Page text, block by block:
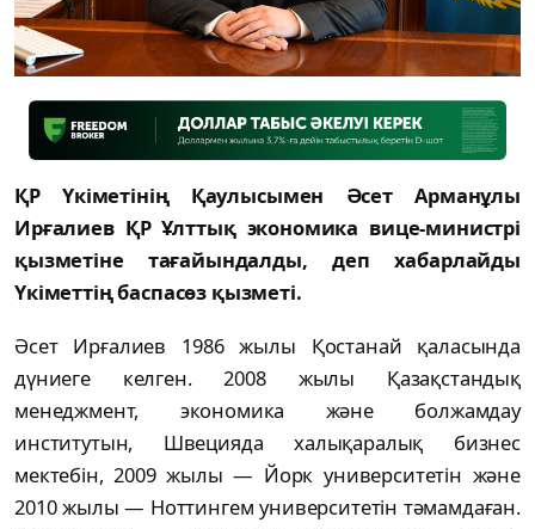
ҚР Үкіметінің Қаулысымен Әсет Арманұлы
Ирғалиев ҚР Ұлттық экономика вице-министрі
қызметіне тағайындалды, деп хабарлайды
Үкіметтің баспасөз қызметі.
Әсет Ирғалиев 1986 жылы Қостанай қаласында
дүниеге келген. 2008 жылы Қазақстандық
менеджмент, экономика және болжамдау
институтын, Швецияда халықаралық бизнес
мектебін, 2009 жылы — Йорк университетін және
2010 жылы — Ноттингем университетін тәмамдаған.